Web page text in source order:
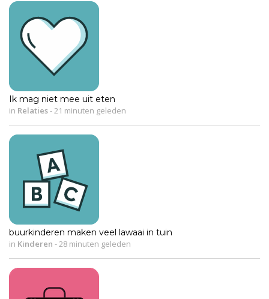
Ik mag niet mee uit eten
in Relaties-21 minuten geleden
buurkinderen maken veel lawaai in tuin
in Kinderen -28 minuten geleden